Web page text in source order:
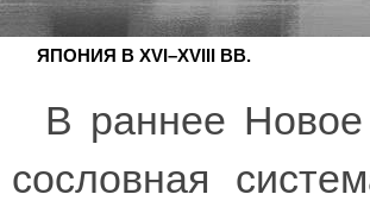
ЯПОНИЯ В XVI–XVIII ВВ.
В раннее
сословная